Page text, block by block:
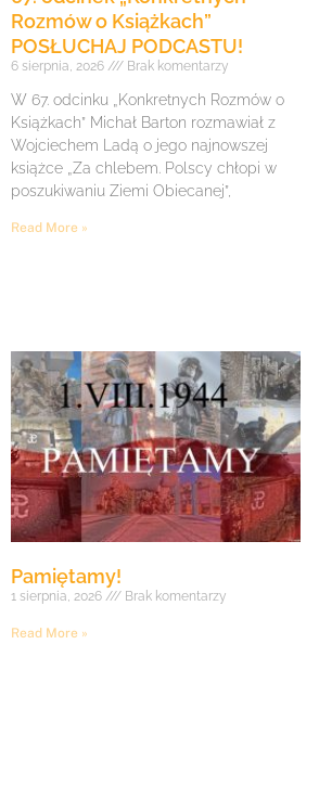
Rozmów o Książkach”
POSŁUCHAJ PODCASTU!
6 sierpnia, 2026 Brak komentarzy
W 67. odcinku „Konkretnych Rozmów o
Książkach” Michał Barton rozmawiał z
Wojciechem Ladą o jego najnowszej
książce „Za chlebem. Polscy chłopi w
poszukiwaniu Ziemi Obiecanej”,
Read More »
Pamiętamy!
1 sierpnia, 2026 Brak komentarzy
Read More »